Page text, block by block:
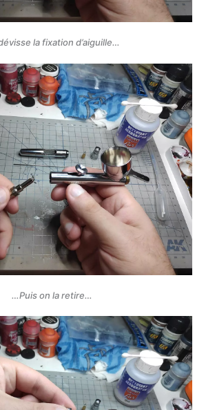
la fixation d’aiguille…
…Puis on la retire…